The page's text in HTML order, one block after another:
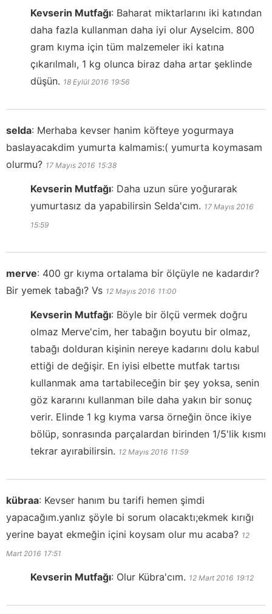
Kevserin Mutfağı: Baharat miktarlarını iki katından
daha fazla kullanman daha iyi olur Ayselcim. 800
gram kıyma için tüm malzemeler iki katına
çıkarılmalı, 1 kg olunca biraz daha artar şeklinde
düşün. 18 Eylül 2016 19:56
selda: Merhaba kevser hanim köfteye yogurmaya
baslayacakdim yumurta kalmamis:( yumurta koymasam
olurmu? 17 Mayıs 2016 15:38
Kevserin Mutfağı: Daha uzun süre yoğurarak
yumurtasız da yapabilirsin Selda'cım. 17 Mayıs 2016
15:59
merve: 400 gr kıyma ortalama bir ölçüyle ne kadardır?
Bir yemek tabağı? Vs 12 Mayıs 2016 11:00
Kevserin Mutfağı: Böyle bir ölçü vermek doğru
olmaz Merve'cim, her tabağın boyutu bir olmaz,
tabağı dolduran kişinin nereye kadarını dolu kabul
ettiği de değişir. En iyisi elbette mutfak tartısı
kullanmak ama tartabileceğin bir şey yoksa, senin
göz kararını kullanman bile daha yakın bir sonuç
verir. Elinde 1 kg kıyma varsa örneğin önce ikiye
bölüp, sonrasında parçalardan birinden 1/5'lik kısmı
tekrar ayırabilirsin. 12 Mayıs 2016 11:59
kübraa: Kevser hanım bu tarifi hemen şimdi
yapacağım.yanlız şöyle bi sorum olacaktı;ekmek kırığı
yerine bayat ekmeğin içini koysam olur mu acaba? 12
Mart 2016 17:51
Kevserin Mutfağı: Olur Kübra'cım. 12 Mart 2016 19:12